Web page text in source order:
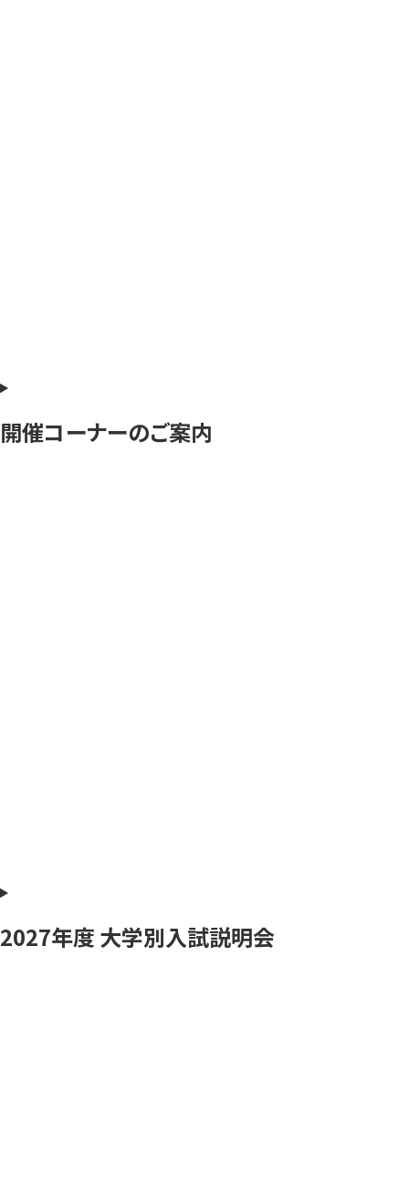
開催コーナーのご案内
2027年度 大学別入試説明会